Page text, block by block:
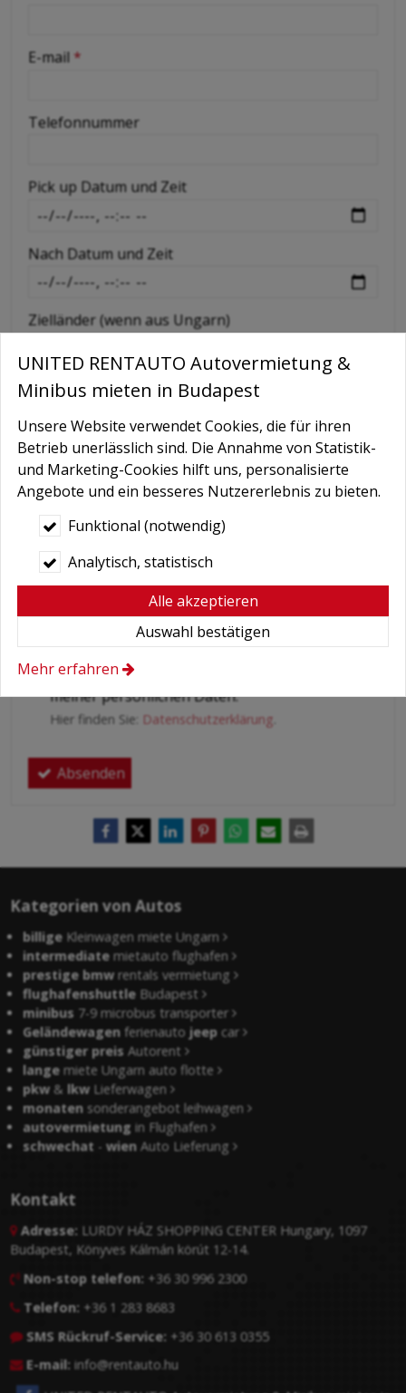
-
-
-
-
E-mail *
Telefonnummer
Pick up Datum und Zeit
Nach Datum und Zeit
Zielländer (wenn aus Ungarn)
Extras wie GPS, Kindersitz, Schneeketten etc
Nachricht
Bedingungen*
Hiermit autorisiere ich die Behandlung
meiner persönlichen Daten.
Hier finden Sie: Datenschutzerklärung
Absenden
Kategorien von Autos
billige Kleinwagen miete Ungarn
intermediate mietauto flughafen
prestige bmwrentals vermietung
flughafenshuttle Budapest
minibus 7-9 microbus transporter
Geländewagen ferienautojeep car
günstiger preis Autorent
lange miete Ungarn auto flotte
pkw&lkwLieferwagen
monaten sonderangebot leihwagen
autovermietung in Flughafen
schwechat -wien Auto Lieferung
Kontakt
 Adresse: LURDY HÁZ SHOPPING CENTER Hungary, 1097
Budapest, Könyves Kálmán körút 12-14.
 Non-stop telefon: +36 30 996 2300
 Telefon: +36 1 283 8683
 SMS Rückruf-Service: +36 30 613 0355
 E-mail: info@rentauto.hu
UNITED RENTAUTO Autovermietung &
Minibus mieten in Budapest
Unsere Website verwendet Cookies, die für ihren
Betrieb unerlässlich sind. Die Annahme von Statistik-
und Marketing-Cookies hilft uns, personalisierte
Angebote und ein besseres Nutzererlebnis zu bieten.
Funktional (notwendig)
Analytisch, statistisch
Alle akzeptieren
Auswahl bestätigen
Mehr erfahren